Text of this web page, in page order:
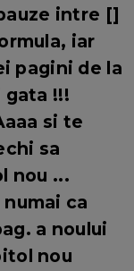
intre []
iar
pagini de la
gata !!!
si te
sa
nou ...
ca
a noului
nou